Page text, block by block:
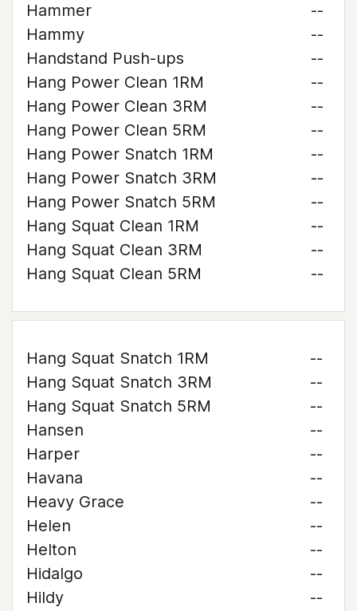
Hammer
--
Hammy
--
Handstand Push-ups
--
Hang Power Clean 1RM
--
Hang Power Clean 3RM
--
Hang Power Clean 5RM
--
Hang Power Snatch 1RM
--
Hang Power Snatch 3RM
--
Hang Power Snatch 5RM
--
Hang Squat Clean 1RM
--
Hang Squat Clean 3RM
--
Hang Squat Clean 5RM
--
Hang Squat Snatch 1RM
--
Hang Squat Snatch 3RM
--
Hang Squat Snatch 5RM
--
Hansen
--
Harper
--
Havana
--
Heavy Grace
--
Helen
--
Helton
--
Hidalgo
--
Hildy
--